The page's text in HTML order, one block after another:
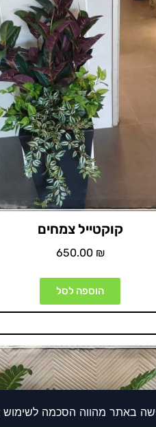
קוקטייל צמחים
650.00 ₪
הוספה לסל